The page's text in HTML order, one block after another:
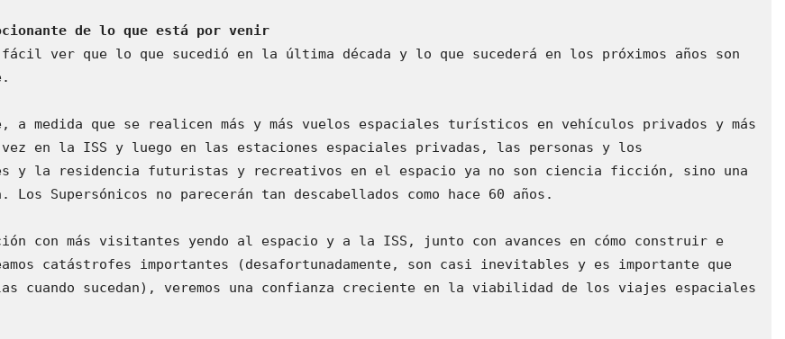
de lo que está por venir
ver que lo que sucedió en la última década y lo que sucederá en los próximos años son
a medida que se realicen más y más vuelos espaciales turísticos en vehículos privados y más
en la ISS y luego en las estaciones espaciales privadas, las personas y los
y la residencia futuristas y recreativos en el espacio ya no son ciencia ficción, sino una
Supersónicos no parecerán tan descabellados como hace 60 años.
con más visitantes yendo al espacio y a la ISS, junto con avances en cómo construir e
catástrofes importantes (desafortunadamente, son casi inevitables y es importante que
cuando sucedan), veremos una confianza creciente en la viabilidad de los viajes espaciales